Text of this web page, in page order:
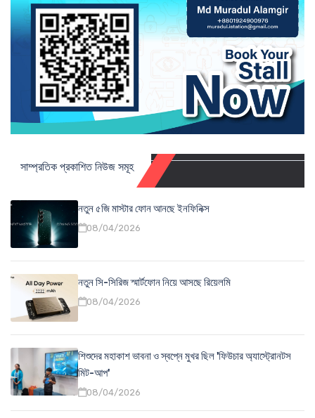
সাম্প্রতিক প্রকাশিত নিউজ সমূহ
নতুন ৫জি মাস্টার ফোন আনছে ইনফিনিক্স
08/04/2026
নতুন সি-সিরিজ স্মার্টফোন নিয়ে আসছে রিয়েলমি
08/04/2026
শিশুদের মহাকাশ ভাবনা ও স্বপ্নে মুখর ছিল 'ফিউচার অ্যাস্ট্রোনটস
মিট-আপ'
08/04/2026